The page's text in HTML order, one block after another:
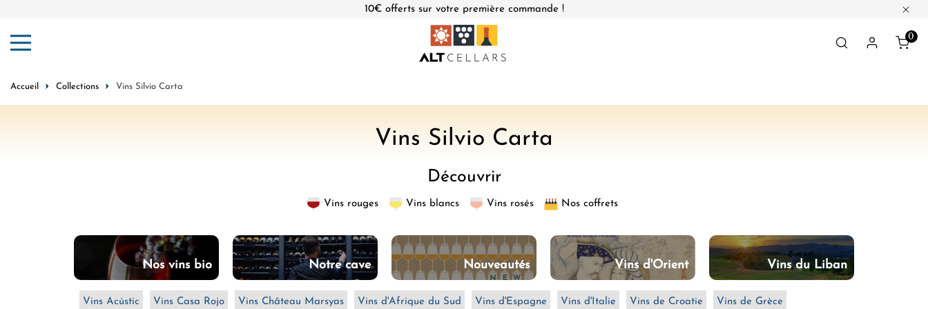
10€ offerts sur votre première commande !
0
Accueil Collections Vins Silvio Carta
L
c
u
e
Vins Silvio Carta
Découvrir
Vins rouges Vins blancs Vins rosés Nos coffrets
Nos vins bio Notre cave Nouveautés Vins d'Orient Vins du Liban
Vins Acústic Vins Casa Rojo Vins Château Marsyas Vins d'Afrique du Sud Vins d'Espagne Vins d'Italie Vins de Croatie Vins de Grèce